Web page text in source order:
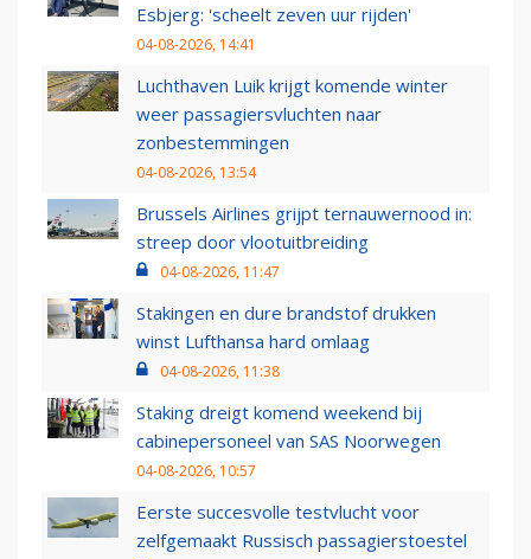
Esbjerg: 'scheelt zeven uur rijden'
04-08-2026, 14:41
Luchthaven Luik krijgt komende winter
weer passagiersvluchten naar
zonbestemmingen
04-08-2026, 13:54
Brussels Airlines grijpt ternauwernood in:
streep door vlootuitbreiding
04-08-2026, 11:47
Stakingen en dure brandstof drukken
winst Lufthansa hard omlaag
04-08-2026, 11:38
Staking dreigt komend weekend bij
cabinepersoneel van SAS Noorwegen
04-08-2026, 10:57
Eerste succesvolle testvlucht voor
zelfgemaakt Russisch passagierstoestel